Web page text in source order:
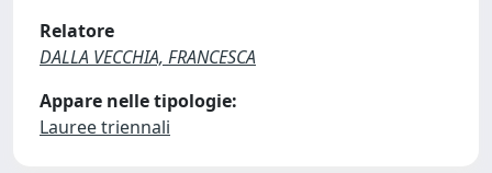
Relatore
DALLA VECCHIA, FRANCESCA
Appare nelle tipologie:
Lauree triennali